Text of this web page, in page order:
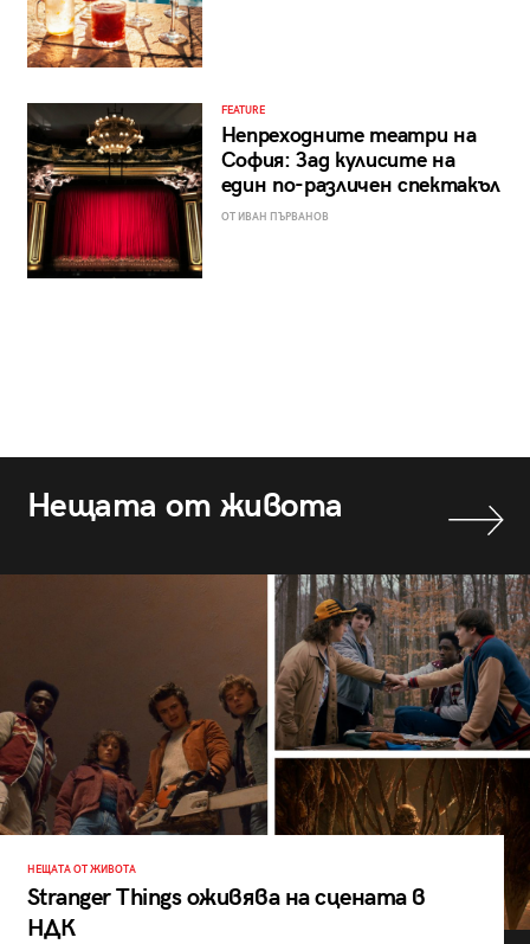
FEATURE
Непреходните театри на
София: Зад кулисите на
един по-различен спектакъл
ОТ ИВАН ПЪРВАНОВ
Нещата от живота
НЕЩАТА ОТ ЖИВОТА
Stranger Things оживява на сцената в
НДК